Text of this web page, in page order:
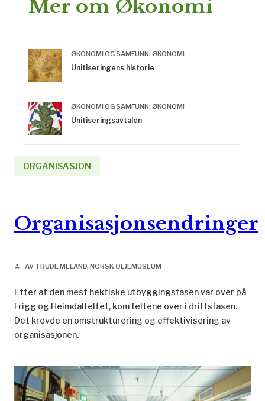
Mer om Økonomi
ØKONOMI OG SAMFUNN: ØKONOMI
Unitiseringens historie
ØKONOMI OG SAMFUNN: ØKONOMI
Unitiseringsavtalen
ORGANISASJON
Organisasjonsendringer
person AV TRUDE MELAND, NORSK OLJEMUSEUM
Etter at den mest hektiske utbyggingsfasen var over på
Frigg og Heimdalfeltet, kom feltene over i driftsfasen.
Det krevde en omstrukturering og effektivisering av
organisasjonen.